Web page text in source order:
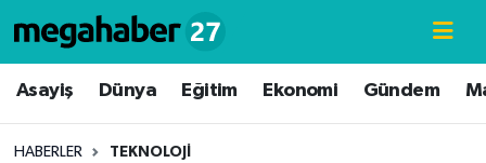
Asayiş Dünya Eğitim Ekonomi Gündem
HABERLER TEKNOLOJI
Hava Durumu